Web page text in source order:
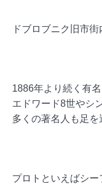
ドブロブニク旧市
1886年より続く有
エドワード8世やシ
多くの著名人も足を
プロトといえばシ